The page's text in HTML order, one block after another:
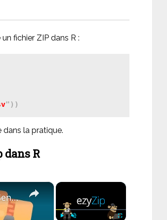
fichier ZIP dans R :
la pratique.
R
×
×
Cómo Convertir PDF a ZIP En Línea (Guía Sencilla)